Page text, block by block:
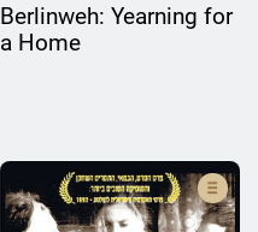
Berlinweh: Yearning for
a Home